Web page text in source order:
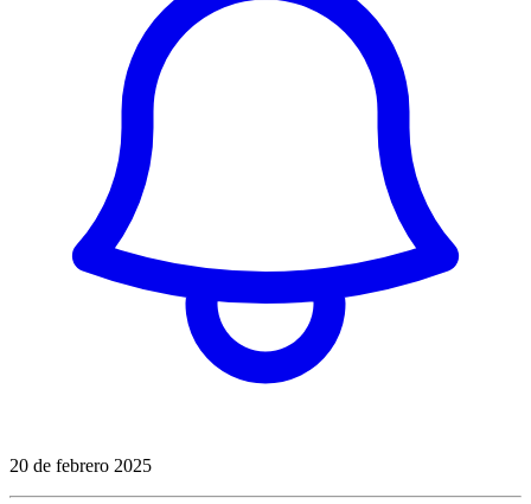
20 de febrero 2025